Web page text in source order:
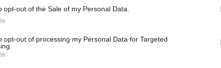
opt-out of the Sale of my Personal Data.
opt-out of processing my Personal Data for Targeted
vagyok vele, hogy ha "nincs tudomásom"
rögtön azt akarom tudni, hogy külföldi
a dologról" - így reagált a Twitteren a
Edward Snowden Oroszországban